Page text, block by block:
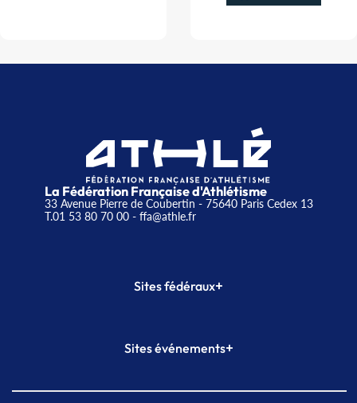
La Fédération Française d'Athlétisme
33 Avenue Pierre de Coubertin - 75640 Paris Cedex 13
T.01 53 80 70 00- ffa@athle.fr
Sites fédéraux+
Plateforme Formation
Sites événements+
Meeting de Paris indoor